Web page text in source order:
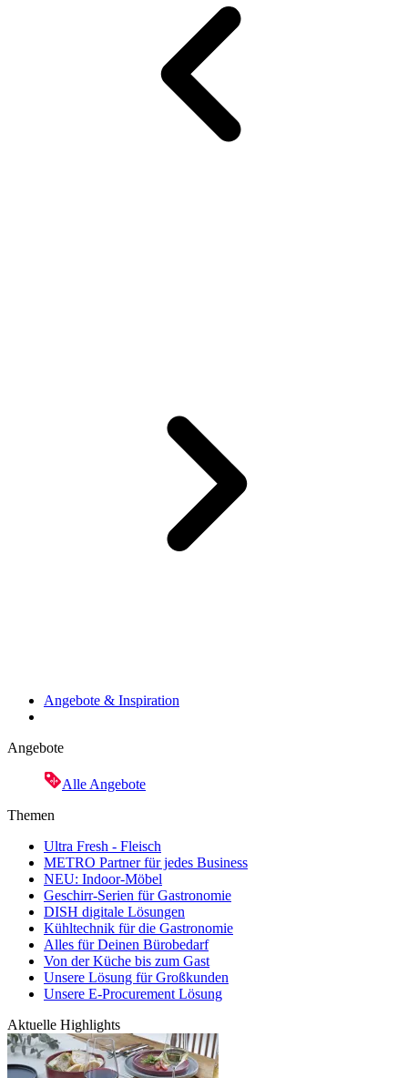
Angebote & Inspiration
Angebote
Alle Angebote
Themen
Ultra Fresh - Fleisch
METRO Partner für jedes Business
NEU: Indoor-Möbel
Geschirr-Serien für Gastronomie
DISH digitale Lösungen
Kühltechnik für die Gastronomie
Alles für Deinen Bürobedarf
Von der Küche bis zum Gast
Unsere Lösung für Großkunden
Unsere E-Procurement Lösung
Aktuelle Highlights